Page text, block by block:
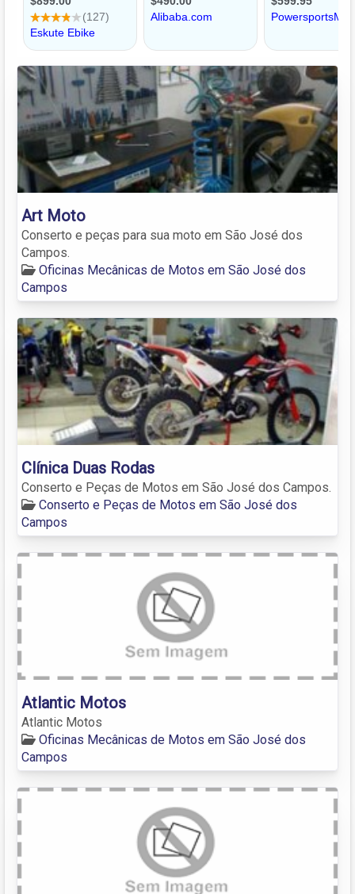
Art Moto
Conserto e peças para sua moto em São José dos
Campos.
Oficinas Mecânicas de Motos em São José dos
Campos
Clínica Duas Rodas
Conserto e Peças de Motos em São José dos Campos.
Conserto e Peças de Motos em São José dos
Campos
Atlantic Motos
Atlantic Motos
Oficinas Mecânicas de Motos em São José dos
Campos